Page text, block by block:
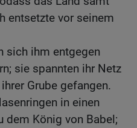
entsetzte vor seinem
sich ihm entgegen
sie spannten ihr Netz
Grube gefangen.
in einen
dem König von Babel;